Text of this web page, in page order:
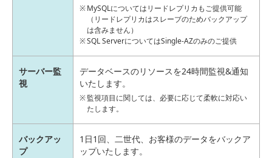
MySQLについてはリードレプリカもご提供可能
（リードレプリカはスレーブのためバックアップ
は含みません）
SQL ServerについてはSingle-AZのみのご提供
サーバー監
視
データベースのリソースを24時間監視&通知
いたします。
監視項目に関しては、必要に応じて柔軟に対応い
たします。
バックアッ
プ
1日1回、二世代、お客様のデータをバックア
ップいたします。